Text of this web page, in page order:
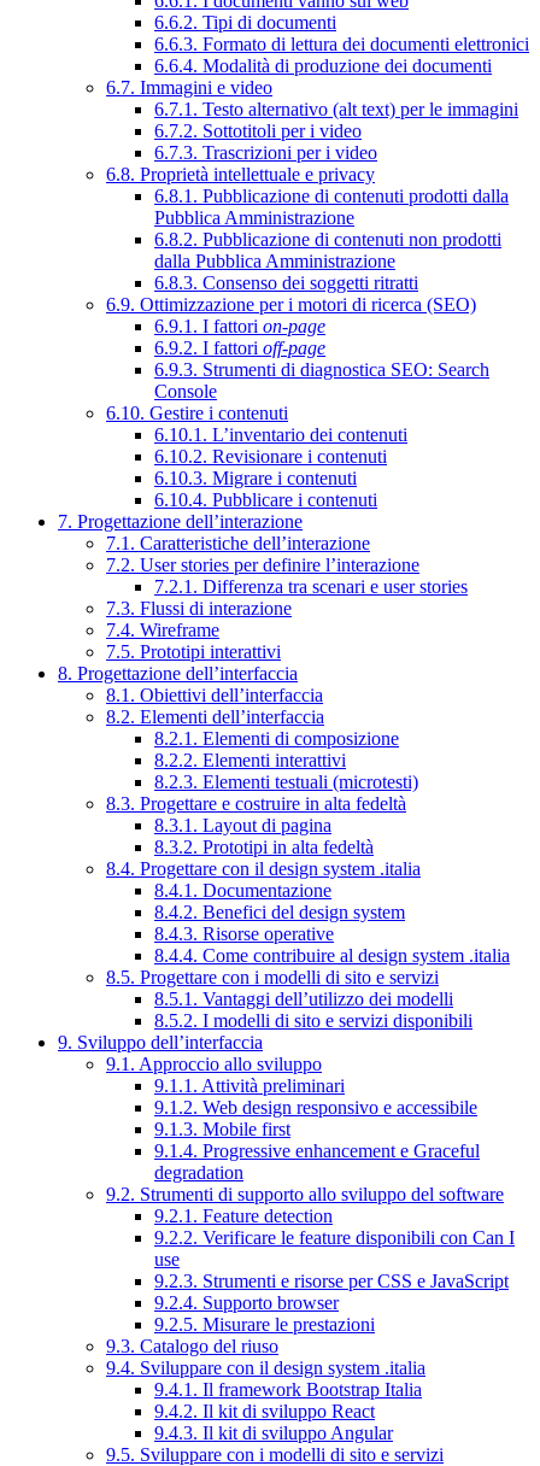
6.6.2. Tipi di documenti
6.6.3. Formato di lettura dei documenti elettronici
6.6.4. Modalità di produzione dei documenti
6.7. Immagini e video
6.7.1. Testo alternativo (alt text) per le immagini
6.7.2. Sottotitoli per i video
6.7.3. Trascrizioni per i video
6.8. Proprietà intellettuale e privacy
6.8.1. Pubblicazione di contenuti prodotti dalla
Pubblica Amministrazione
6.8.2. Pubblicazione di contenuti non prodotti
dalla Pubblica Amministrazione
6.8.3. Consenso dei soggetti ritratti
6.9. Ottimizzazione per i motori di ricerca (SEO)
6.9.1. I fattori on-page
6.9.2. I fattori off-page
6.9.3. Strumenti di diagnostica SEO: Search
Console
6.10. Gestire i contenuti
6.10.1. L’inventario dei contenuti
6.10.2. Revisionare i contenuti
6.10.3. Migrare i contenuti
6.10.4. Pubblicare i contenuti
7. Progettazione dell’interazione
7.1. Caratteristiche dell’interazione
7.2. User stories per definire l’interazione
7.2.1. Differenza tra scenari e user stories
7.3. Flussi di interazione
7.4. Wireframe
7.5. Prototipi interattivi
8. Progettazione dell’interfaccia
8.1. Obiettivi dell’interfaccia
8.2. Elementi dell’interfaccia
8.2.1. Elementi di composizione
8.2.2. Elementi interattivi
8.2.3. Elementi testuali (microtesti)
8.3. Progettare e costruire in alta fedeltà
8.3.1. Layout di pagina
8.3.2. Prototipi in alta fedeltà
8.4. Progettare con il design system .italia
8.4.1. Documentazione
8.4.2. Benefici del design system
8.4.3. Risorse operative
8.4.4. Come contribuire al design system .italia
8.5. Progettare con i modelli di sito e servizi
8.5.1. Vantaggi dell’utilizzo dei modelli
8.5.2. I modelli di sito e servizi disponibili
9. Sviluppo dell’interfaccia
9.1. Approccio allo sviluppo
9.1.1. Attività preliminari
9.1.2. Web design responsivo e accessibile
9.1.3. Mobile first
9.1.4. Progressive enhancement e Graceful
degradation
9.2. Strumenti di supporto allo sviluppo del software
9.2.1. Feature detection
9.2.2. Verificare le feature disponibili con Can I
use
9.2.3. Strumenti e risorse per CSS e JavaScript
9.2.4. Supporto browser
9.2.5. Misurare le prestazioni
9.3. Catalogo del riuso
9.4. Sviluppare con il design system .italia
9.4.1. Il framework Bootstrap Italia
9.4.2. Il kit di sviluppo React
9.4.3. Il kit di sviluppo Angular
9.5. Sviluppare con i modelli di sito e servizi